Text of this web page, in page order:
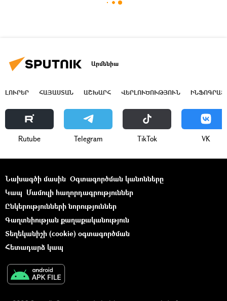
Արմենիա
ԼՈՒՐԵՐ ՀԱՅԱՍՏԱՆ ԱՇԽԱՐՀ ՎԵՐԼՈՒԾՈՒԹՅՈՒՆ
Rutube Telegram ТikТоk VK
Նախագծի մասին Օգտագործման կանոնները
Կապ Մամուլի հաղորդագրություններ
Ընկերությունների նորություններ
Գաղտնիության քաղաքականություն
Տեղեկանիշի (cookie) օգտագործման
Հետադարձ կապ